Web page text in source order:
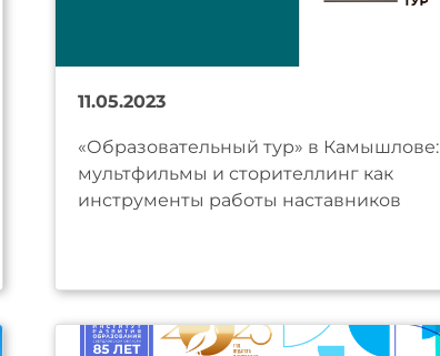
11.05.2023
«Образовательный тур» в Камышлове:
мультфильмы и сторителлинг как
инструменты работы наставников